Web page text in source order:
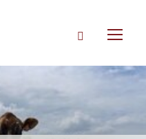
Rechercher